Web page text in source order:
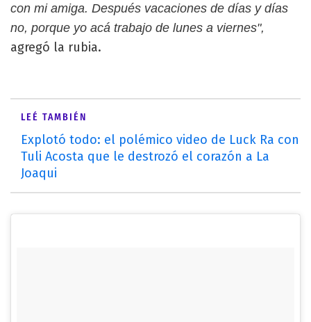
con mi amiga. Después vacaciones de días y días
no, porque yo acá trabajo de lunes a viernes",
agregó la rubia.
LEÉ TAMBIÉN
Explotó todo: el polémico video de Luck Ra con
Tuli Acosta que le destrozó el corazón a La
Joaqui